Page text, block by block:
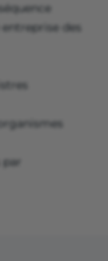
des